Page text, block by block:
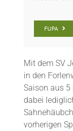
FUPA
Mit dem SV
in den
Saison aus 5
dabei
vorherigen